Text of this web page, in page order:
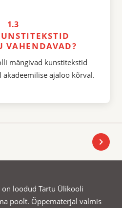
1.3
VAHENDAVAD?
mängivad kunstitekstid
ajaloo kõrval.
chevron_right
loodud Tartu Ülikooli
poolt. Õppematerjal valmis